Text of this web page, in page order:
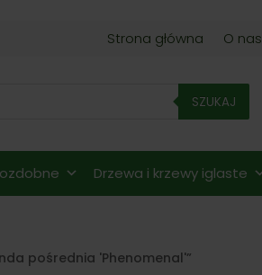
Strona główna O nas
SZUKAJ
Drzewa i krzewy iglaste
pośrednia 'Phenomenal'”